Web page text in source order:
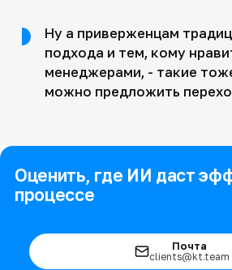
Ну а приверженцам
подхода и тем, кому
менеджерами, - такие
можно предложить
Оценить, где ИИ даст
процессе
Почта
clients@kt.team